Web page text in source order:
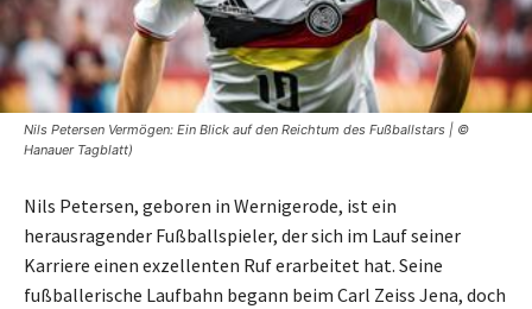
Nils Petersen Vermögen: Ein Blick auf den Reichtum des Fußballstars | ©
Hanauer Tagblatt)
Nils Petersen, geboren in Wernigerode, ist ein
herausragender Fußballspieler, der sich im Lauf seiner
Karriere einen exzellenten Ruf erarbeitet hat. Seine
fußballerische Laufbahn begann beim Carl Zeiss Jena, doch